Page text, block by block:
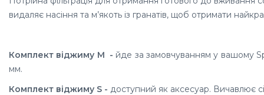
видаляє насіння та м’якоть із гранатів, щоб отримати
Комплект віджиму M - йде за замовчуванням у вашому
мм.
Комплект віджиму S - доступний як аксесуар. Вичавлює